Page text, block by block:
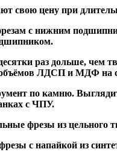
свою цену при
с нижним
.
раз дольше, чем
ЛДСП и МДФ на
по камню.
с ЧПУ.
фрезы из цельного
с напайкой из